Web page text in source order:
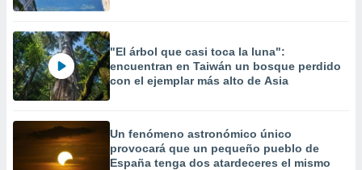
"El árbol que casi toca la luna":
encuentran en Taiwán un bosque perdido
con el ejemplar más alto de Asia
Un fenómeno astronómico único
provocará que un pequeño pueblo de
España tenga dos atardeceres el mismo